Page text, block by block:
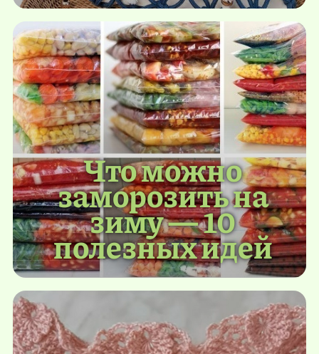
Что можно
заморозить на
зиму — 10
полезных идей